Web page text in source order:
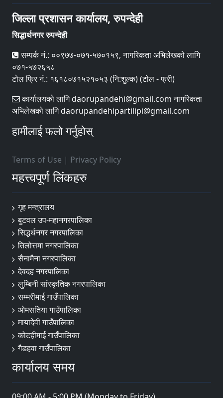
जिल्ला प्रशासन कार्यालय, रुपन्देही
सिद्धार्थनगर रुपन्देही
सम्पर्क नं.: ००९७७-०७१-५७०१५९, नागरिकता अभिलेखको लागि
०७१-५७२६५८
टोल फ्रि नं.: १६१८०७१५२१०५३ (नि:शुल्क) (टोल - फ्री)
कार्यालयको लागि daorupandehi@gmail.com नागरिकता
अभिलेखको लागि daorupandehipartilipi@gmail.com
हामीलाई फलो गर्नुहोस्
Terms of Use | Privacy Policy
महत्त्वपूर्ण लिंकहरु
गृह मन्त्रालय
बुटवल उप-महानगरपालिका
सिद्धर्थनगर नगरपालिका
तिलोत्तमा नगरपालिका
सैनामैना नगरपालिका
देवदह नगरपालिका
लुम्बिनी सांस्कृतिक नगरपालिका
सम्मरीमाई गाउँपालिका
ओमसतिया गाउँपालिका
मायादेवी गाउँपालिका
कोटहीमाई गाउँपालिका
गैडहवा गाउँपालिका
कार्यालय समय